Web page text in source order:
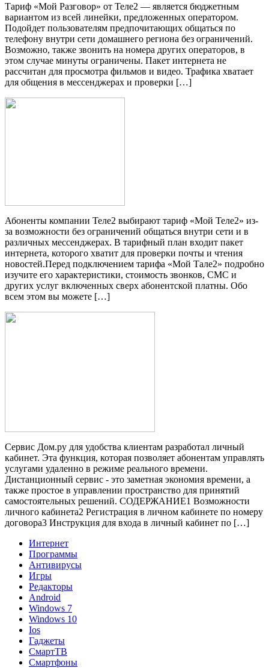
Тариф «Мой Разговор» от Теле2 — является бюджетным
вариантом из всей линейки, предложенных оператором.
Подойдет пользователям предпочитающих общаться по
телефону внутри сети домашнего региона без ограничений.
Возможно, также звонить на номера других операторов, в
этом случае минуты ограничены. Пакет интернета не
рассчитан для просмотра фильмов и видео. Трафика хватает
для общения в мессенджерах и проверки […]
Абоненты компании Теле2 выбирают тариф «Мой Теле2» из-
за возможности без ограничений общаться внутри сети и в
различных мессенджерах. В тарифный план входит пакет
интернета, которого хватит для проверки почты и чтения
новостей.Перед подключением тарифа «Мой Тале2» подробно
изучите его характеристики, стоимость звонков, СМС и
других услуг включенных сверх абонентской платны. Обо
всем этом вы можете […]
Сервис Дом.ру для удобства клиентам разработал личный
кабинет. Эта функция, которая позволяет абонентам управлять
услугами удаленно в режиме реального времени.
Дистанционный сервис - это заметная экономия времени, а
также простое в управлении пространство для принятий
самостоятельных решений. СОДЕРЖАНИЕ1 Возможности
личного кабинета2 Регистрация в личном кабинете по номеру
договора3 Инструкция для входа в личный кабинет по […]
Интернет
Программы
Антивирусы
Игры
Редакторы
Android
Windows 7
Windows 10
Ios
Гаджеты
СмартТВ
Смартфоны